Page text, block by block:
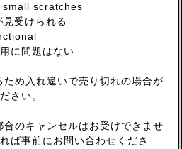
scratches
受けられる
に問題はない
ため入れ違いで売り切れの場合が
さい。
合のキャンセルはお受けできませ
ば事前にお問い合わせくださ